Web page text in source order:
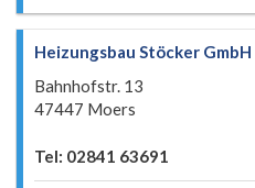
Heizungsbau Stöcker GmbH
Bahnhofstr. 13
47447 Moers
Tel: 02841 63691